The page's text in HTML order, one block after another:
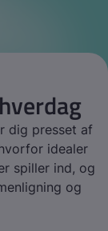
dig presset af
idealer
spiller ind, og
og